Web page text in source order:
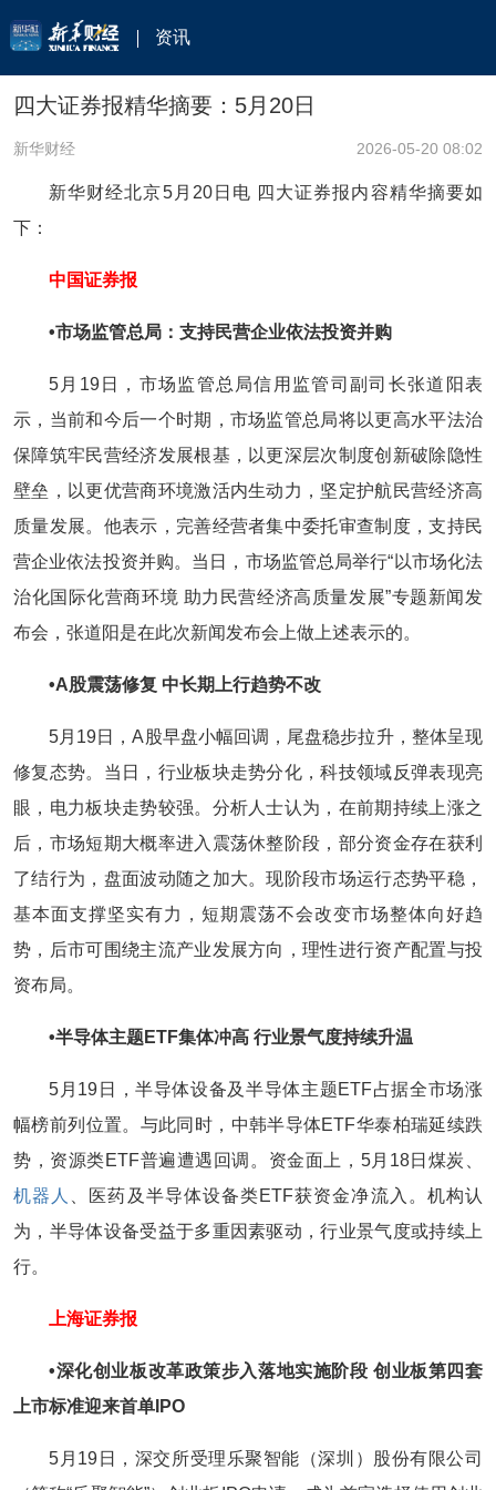
资讯
四大证券报精华摘要：5月20日
新华财经 2026-05-20 08:02
新华财经北京5月20日电 四大证券报内容精华摘要如
下：
中国证券报
•‍市场监管总局：支持民营企业依法投资并购
5月19日，市场监管总局信用监管司副司长张道阳表
示，当前和今后一个时期，市场监管总局将以更高水平法治
保障筑牢民营经济发展根基，以更深层次制度创新破除隐性
壁垒，以更优营商环境激活内生动力，坚定护航民营经济高
质量发展。他表示，完善经营者集中委托审查制度，支持民
营企业依法投资并购。当日，市场监管总局举行“以市场化法
治化国际化营商环境 助力民营经济高质量发展”专题新闻发
布会，张道阳是在此次新闻发布会上做上述表示的。
•‍A股震荡修复 中长期上行趋势不改
5月19日，A股早盘小幅回调，尾盘稳步拉升，整体呈现
修复态势。当日，行业板块走势分化，科技领域反弹表现亮
眼，电力板块走势较强。分析人士认为，在前期持续上涨之
后，市场短期大概率进入震荡休整阶段，部分资金存在获利
了结行为，盘面波动随之加大。现阶段市场运行态势平稳，
基本面支撑坚实有力，短期震荡不会改变市场整体向好趋
势，后市可围绕主流产业发展方向，理性进行资产配置与投
资布局。
•‍半导体主题ETF集体冲高 行业景气度持续升温
5月19日，半导体设备及半导体主题ETF占据全市场涨
幅榜前列位置。与此同时，中韩半导体ETF华泰柏瑞延续跌
势，资源类ETF普遍遭遇回调。资金面上，5月18日煤炭、
机器人
、医药及半导体设备类ETF获资金净流入。机构认
为，半导体设备受益于多重因素驱动，行业景气度或持续上
行。
上海证券报
•‍深化创业板改革政策步入落地实施阶段 创业板第四套
上市标准迎来首单IPO
5月19日，深交所受理乐聚智能（深圳）股份有限公司